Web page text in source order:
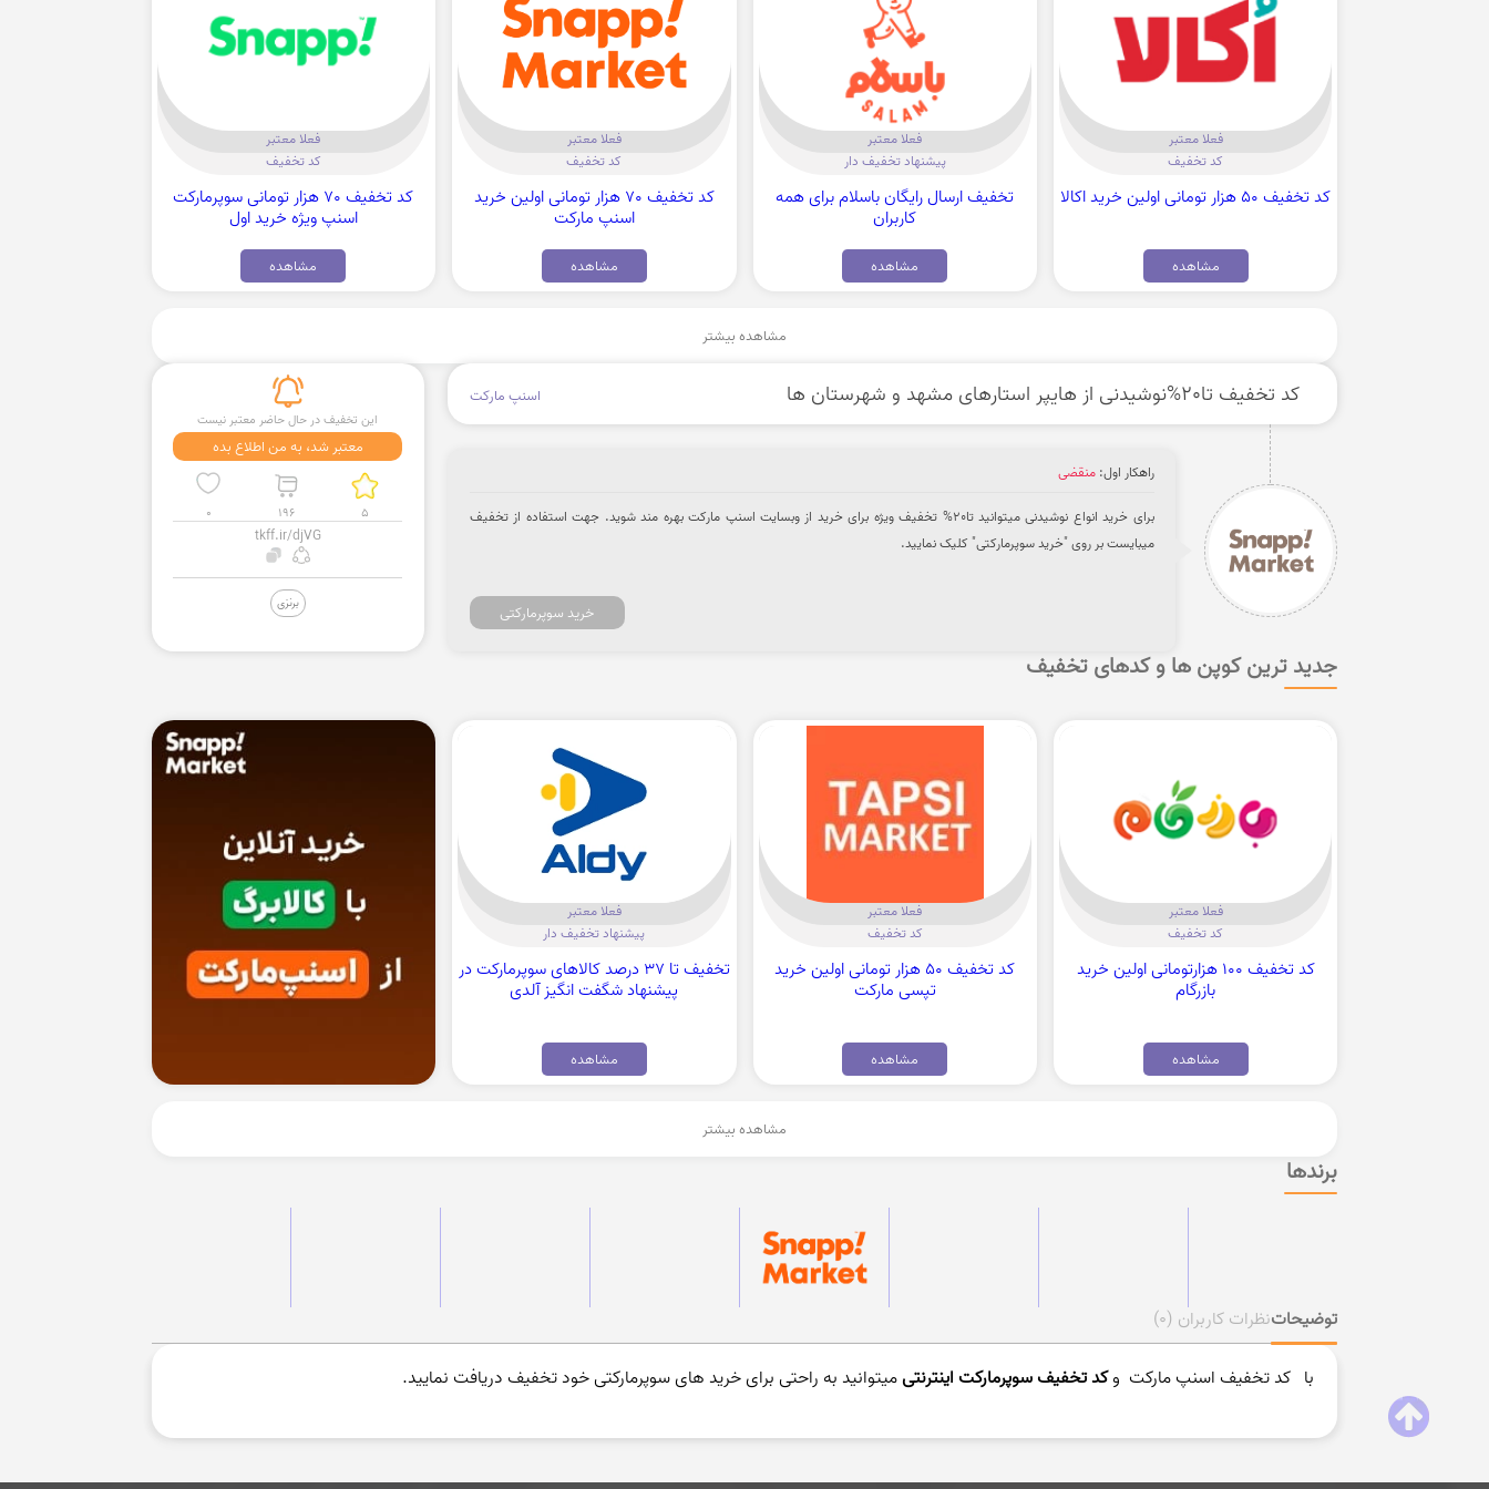
فعلا معتبر
کد تخفیف
کد تخفیف 50 هزار تومانی اولین خرید اکالا
مشاهده
فعلا معتبر
پیشنهاد تخفیف دار
تخفیف ارسال رایگان باسلام برای همه
کاربران
مشاهده
فعلا معتبر
کد تخفیف
کد تخفیف 70 هزار تومانی اولین خرید
اسنپ مارکت
مشاهده
فعلا معتبر
کد تخفیف
کد تخفیف 70 هزار تومانی سوپرمارکت
اسنپ ویژه خرید اول
مشاهده
مشاهده بیشتر
کد تخفیف تا20%نوشیدنی از هایپر استارهای مشهد و شهرستان ها اسنپ مارکت
این تخفیف در حال حاضر معتبر نیست
معتبر شد، به من اطلاع بده
0 196 5
tkff.ir/djVG
برنزی
راهکار اول:منقضی
برای خرید انواع نوشیدنی میتوانید تا20% تخفیف ویژه برای خرید از وبسایت اسنپ مارکت بهره مند شوید. جهت استفاده از تخفیف
میبایست بر روی "خرید سوپرمارکتی" کلیک نمایید.
خرید سوپرمارکتی
جدید ترین کوپن ها و کدهای تخفیف
فعلا معتبر
کد تخفیف
کد تخفيف 100 هزارتومانی اولین خرید
بازرگام
مشاهده
فعلا معتبر
کد تخفیف
کد تخفیف 50 هزار تومانی اولین خرید
تپسی مارکت
مشاهده
فعلا معتبر
پیشنهاد تخفیف دار
تخفیف تا 37 درصد کالاهای سوپرمارکت در
پیشنهاد شگفت انگیز آلدی
مشاهده
مشاهده بیشتر
برندها
توضیحاتنظرات کاربران (0)
با کد تخفیف اسنپ مارکت و کد تخفیف سوپرمارکت اینترنتی میتوانید به راحتی برای خرید های سوپرمارکتی خود تخفیف دریافت نمایید.